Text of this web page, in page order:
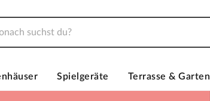
Spielgeräte Terrasse & Garten